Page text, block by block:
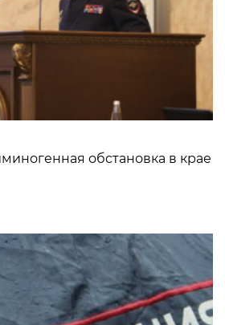
обстановка в крае